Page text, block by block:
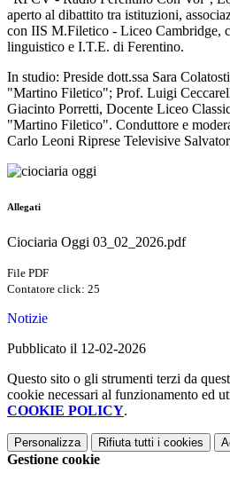
aperto al dibattito tra istituzioni,
con IIS M.Filetico - Liceo Cambridge,
linguistico e I.T.E. di Ferentino.
In studio: Preside dott.ssa Sara
"Martino Filetico"; Prof. Luigi
Giacinto Porretti, Docente Liceo
"Martino Filetico". Conduttore e
Carlo Leoni Riprese Televisive
Allegati
Ciociaria Oggi 03_02_2026.pdf
File PDF
Contatore click: 25
Notizie
Pubblicato il 12-02-2026
Questo sito o gli strumenti terzi da
cookie necessari al funzionamento ed
COOKIE POLICY.
Personalizza Rifiuta tutti i cookies
Gestione cookie